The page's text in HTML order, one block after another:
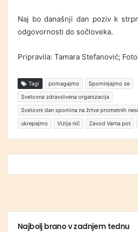
Naj bo današnji dan poziv k
odgovornosti do sočloveka.
Pripravila: Tamara Stefanović;
Tagi pomagajmo
Spominjajmo se
Svetovna zdravstvena organizacija
Svetovni dan spomina na žrtve prometnih
ukrepajmo
Vizija nič Zavod Varna pot
Najbolj brano v zadnjem tednu